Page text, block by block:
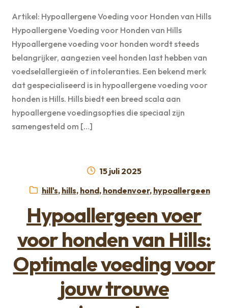
Artikel: Hypoallergene Voeding voor Honden van Hills
Hypoallergene Voeding voor Honden van Hills
Hypoallergene voeding voor honden wordt steeds
belangrijker, aangezien veel honden last hebben van
voedselallergieën of intoleranties. Een bekend merk
dat gespecialiseerd is in hypoallergene voeding voor
honden is Hills. Hills biedt een breed scala aan
hypoallergene voedingsopties die speciaal zijn
samengesteld om […]
Geplaatst
15 juli 2025
Categorieën:
hill's, hills, hond, hondenvoer, hypoallergeen
Hypoallergeen voer
voor honden van Hills:
Optimale voeding voor
jouw trouwe